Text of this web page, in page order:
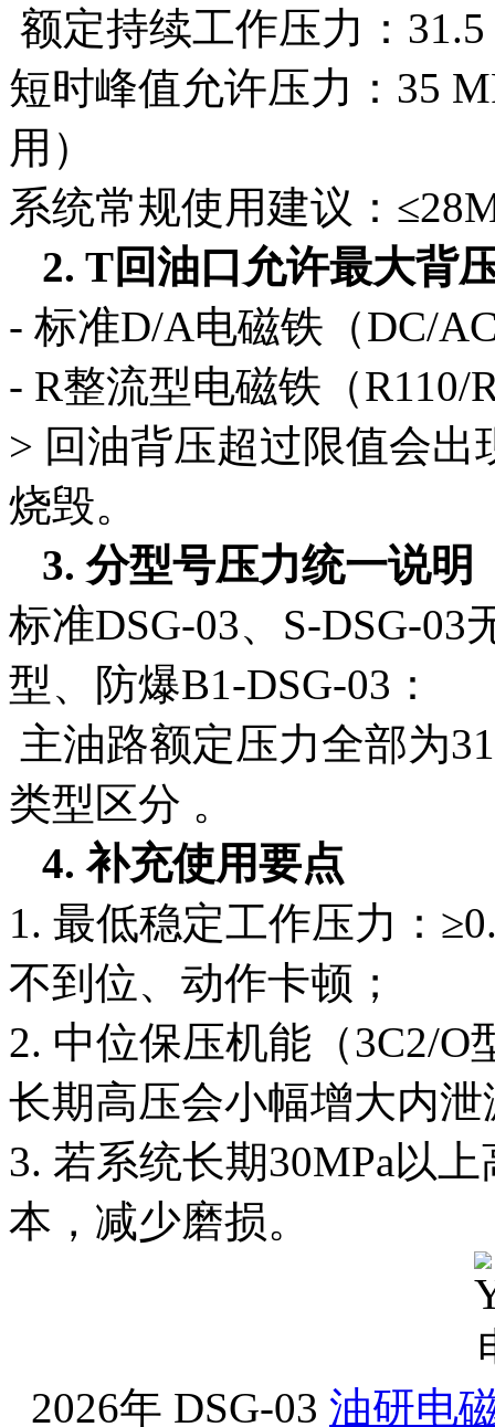
额定持续工作压力：
短时峰值允许压力：35
用）
系统常规使用建议：
2. T回油口允许最大背
- 标准D/A电磁铁（DC/
- R整流型电磁铁（R110/
> 回油背压超过限值会
烧毁。
3. 分型号压力统一说明
标准DSG-03、S-DSG-03
型、防爆B1-DSG-03：
主油路额定压力全部为
类型区分 。
4. 补充使用要点
1. 最低稳定工作压力：
不到位、动作卡顿；
2. 中位保压机能（3C2/O
长期高压会小幅增大内泄
3. 若系统长期30MPa以
本，减少磨损。
2026年 DSG-03 油研电